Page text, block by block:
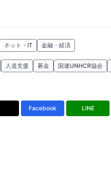
ネット・IT 金融・経済
人道支援 募金 国連UNHCR協会
Facebook LINE